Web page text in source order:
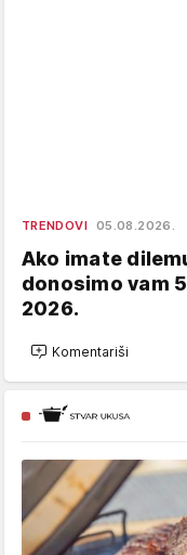
TRENDOVI 05.08.2026.
Ako imate
donosimo vam
2026.
Komentariši